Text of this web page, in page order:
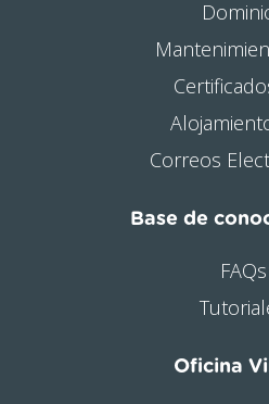
Correos
Base de
FAQs
Oficina